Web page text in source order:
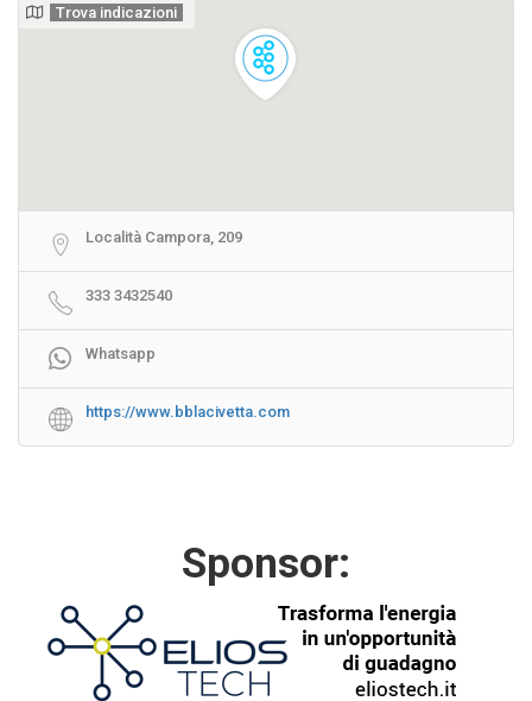
Trova indicazioni
Località Campora, 209
333 3432540
Whatsapp
https://www.bblacivetta.com
Sponsor: